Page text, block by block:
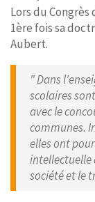
Lors du Congrès
1ère fois sa
Aubert.
" Dans
scolaires
avec le
communes.
elles ont
intellectuelle
société et le